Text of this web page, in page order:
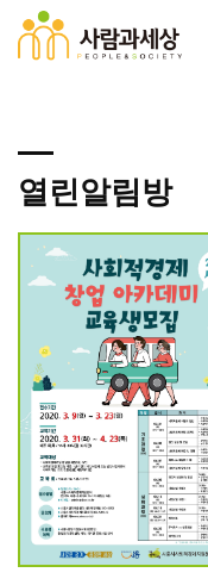
열린알림방